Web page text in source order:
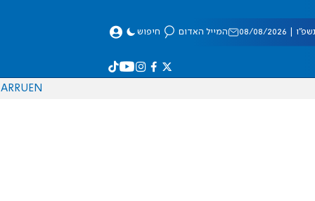
08/2026 המייל האדום חיפוש
EN
RU
AR